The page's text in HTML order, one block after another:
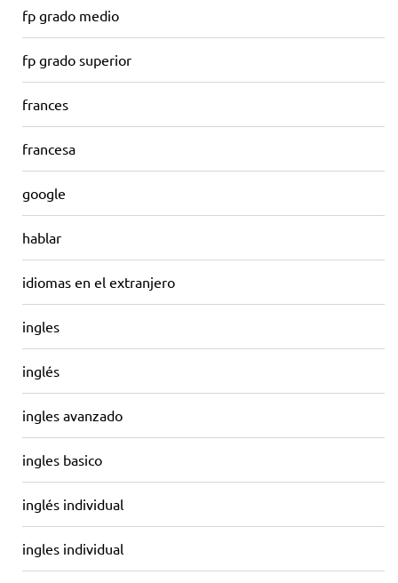
fp grado medio
fp grado superior
frances
francesa
google
hablar
idiomas en el extranjero
ingles
inglés
ingles avanzado
ingles basico
inglés individual
ingles individual